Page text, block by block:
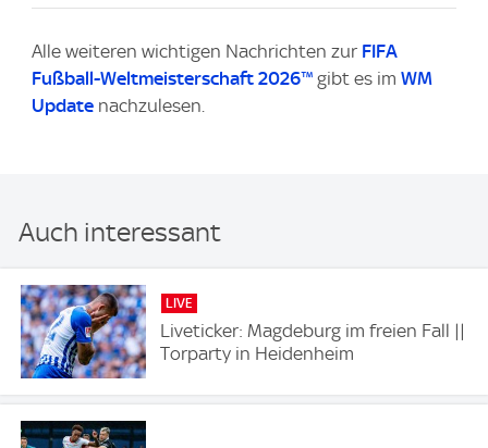
Alle weiteren wichtigen Nachrichten zur FIFA
Fußball-Weltmeisterschaft 2026™ gibt es im WM
Update nachzulesen.
Auch interessant
LIVE
Liveticker: Magdeburg im freien Fall ||
Torparty in Heidenheim